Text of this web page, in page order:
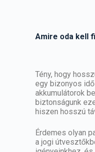
Amire oda kell
Tény, hogy
egy bizonyos
akkumulátorok
biztonságunk
hiszen hosszú
Érdemes olyan
a jogi